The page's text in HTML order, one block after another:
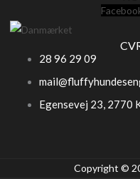
28 96 29 09
Egensevej 23, 2770
Copyright ©